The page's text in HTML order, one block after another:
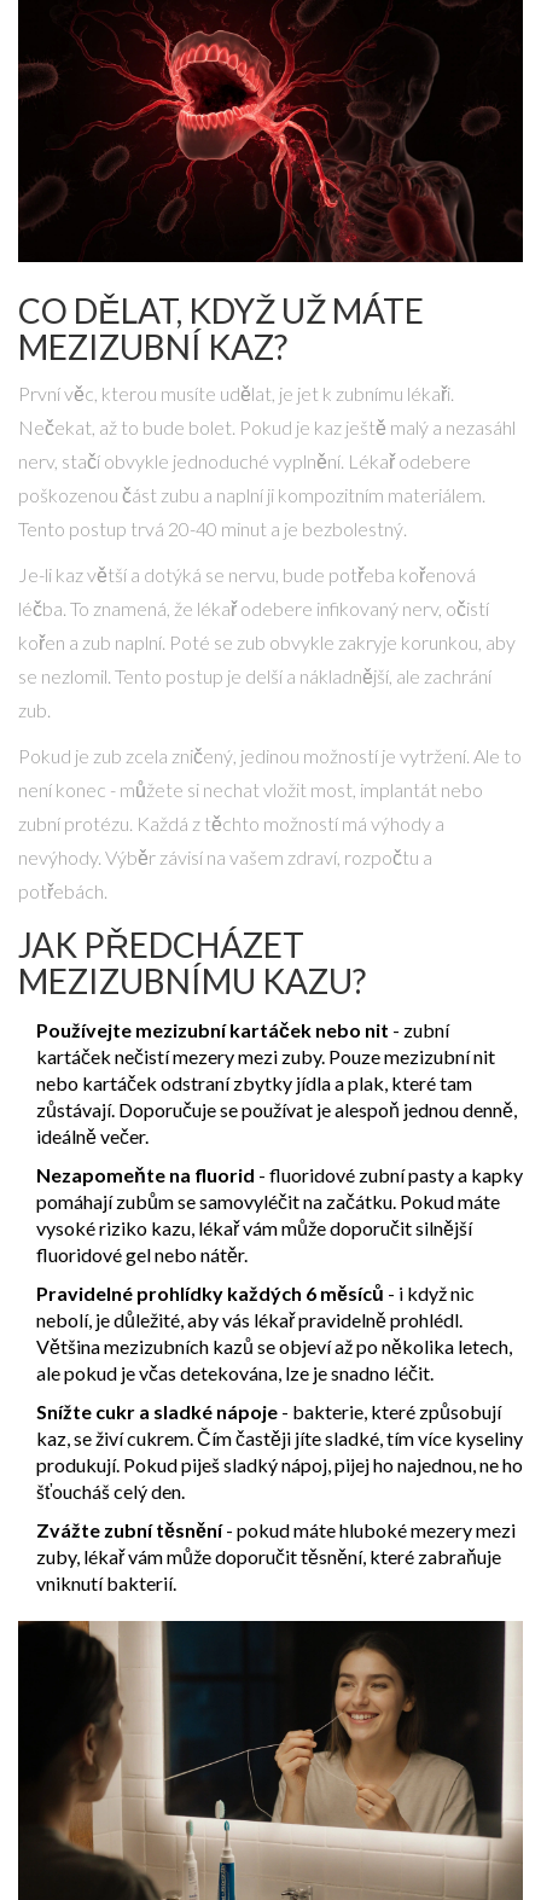
CO DĚLAT, KDYŽ UŽ MÁTE
MEZIZUBNÍ KAZ?
První věc, kterou musíte udělat, je jet k zubnímu lékaři.
Nečekat, až to bude bolet. Pokud je kaz ještě malý a nezasáhl
nerv, stačí obvykle jednoduché vyplnění. Lékař odebere
poškozenou část zubu a naplní ji kompozitním materiálem.
Tento postup trvá 20-40 minut a je bezbolestný.
Je-li kaz větší a dotýká se nervu, bude potřeba kořenová
léčba. To znamená, že lékař odebere infikovaný nerv, očistí
kořen a zub naplní. Poté se zub obvykle zakryje korunkou, aby
se nezlomil. Tento postup je delší a nákladnější, ale zachrání
zub.
Pokud je zub zcela zničený, jedinou možností je vytržení. Ale to
není konec - můžete si nechat vložit most, implantát nebo
zubní protézu. Každá z těchto možností má výhody a
nevýhody. Výběr závisí na vašem zdraví, rozpočtu a
potřebách.
JAK PŘEDCHÁZET
MEZIZUBNÍMU KAZU?
Používejte mezizubní kartáček nebo nit - zubní
kartáček nečistí mezery mezi zuby. Pouze mezizubní nit
nebo kartáček odstraní zbytky jídla a plak, které tam
zůstávají. Doporučuje se používat je alespoň jednou denně,
ideálně večer.
Nezapomeňte na fluorid - fluoridové zubní pasty a kapky
pomáhají zubům se samovyléčit na začátku. Pokud máte
vysoké riziko kazu, lékař vám může doporučit silnější
fluoridové gel nebo nátěr.
Pravidelné prohlídky každých 6 měsíců - i když nic
nebolí, je důležité, aby vás lékař pravidelně prohlédl.
Většina mezizubních kazů se objeví až po několika letech,
ale pokud je včas detekována, lze je snadno léčit.
Snížte cukr a sladké nápoje - bakterie, které způsobují
kaz, se živí cukrem. Čím častěji jíte sladké, tím více kyseliny
produkují. Pokud piješ sladký nápoj, pijej ho najednou, ne ho
šťoucháš celý den.
Zvážte zubní těsnění- pokud máte hluboké mezery mezi
zuby, lékař vám může doporučit těsnění, které zabraňuje
vniknutí bakterií.